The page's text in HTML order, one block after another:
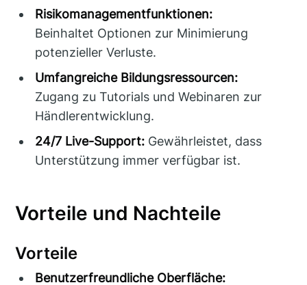
Risikomanagementfunktionen:
Beinhaltet Optionen zur Minimierung
potenzieller Verluste.
Umfangreiche Bildungsressourcen:
Zugang zu Tutorials und Webinaren zur
Händlerentwicklung.
24/7 Live-Support: Gewährleistet, dass
Unterstützung immer verfügbar ist.
Vorteile und Nachteile
Vorteile
Benutzerfreundliche Oberfläche: